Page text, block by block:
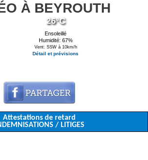
À BEYROUTH
26°C
Ensoleillé
Humidité: 67%
Vent: SSW à 10km/h
Détail et prévisions
Attestations de retard
/ LITIGES